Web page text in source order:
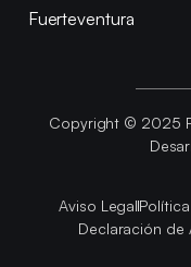
Fuerteventura
Copyright © 2025
Aviso Legal
Declaración de